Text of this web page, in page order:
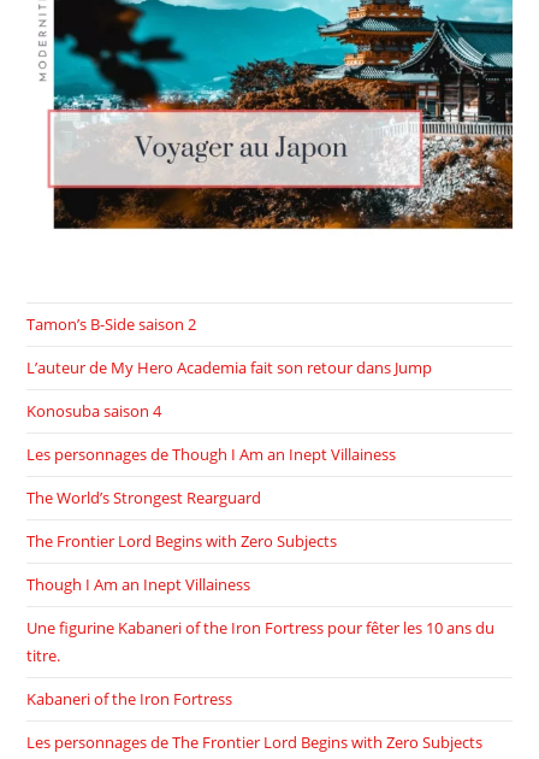
Tamon’s B-Side saison 2
L’auteur de My Hero Academia fait son retour dans Jump
Konosuba saison 4
Les personnages de Though I Am an Inept Villainess
The World’s Strongest Rearguard
The Frontier Lord Begins with Zero Subjects
Though I Am an Inept Villainess
Une figurine Kabaneri of the Iron Fortress pour fêter les 10 ans du
titre.
Kabaneri of the Iron Fortress
Les personnages de The Frontier Lord Begins with Zero Subjects